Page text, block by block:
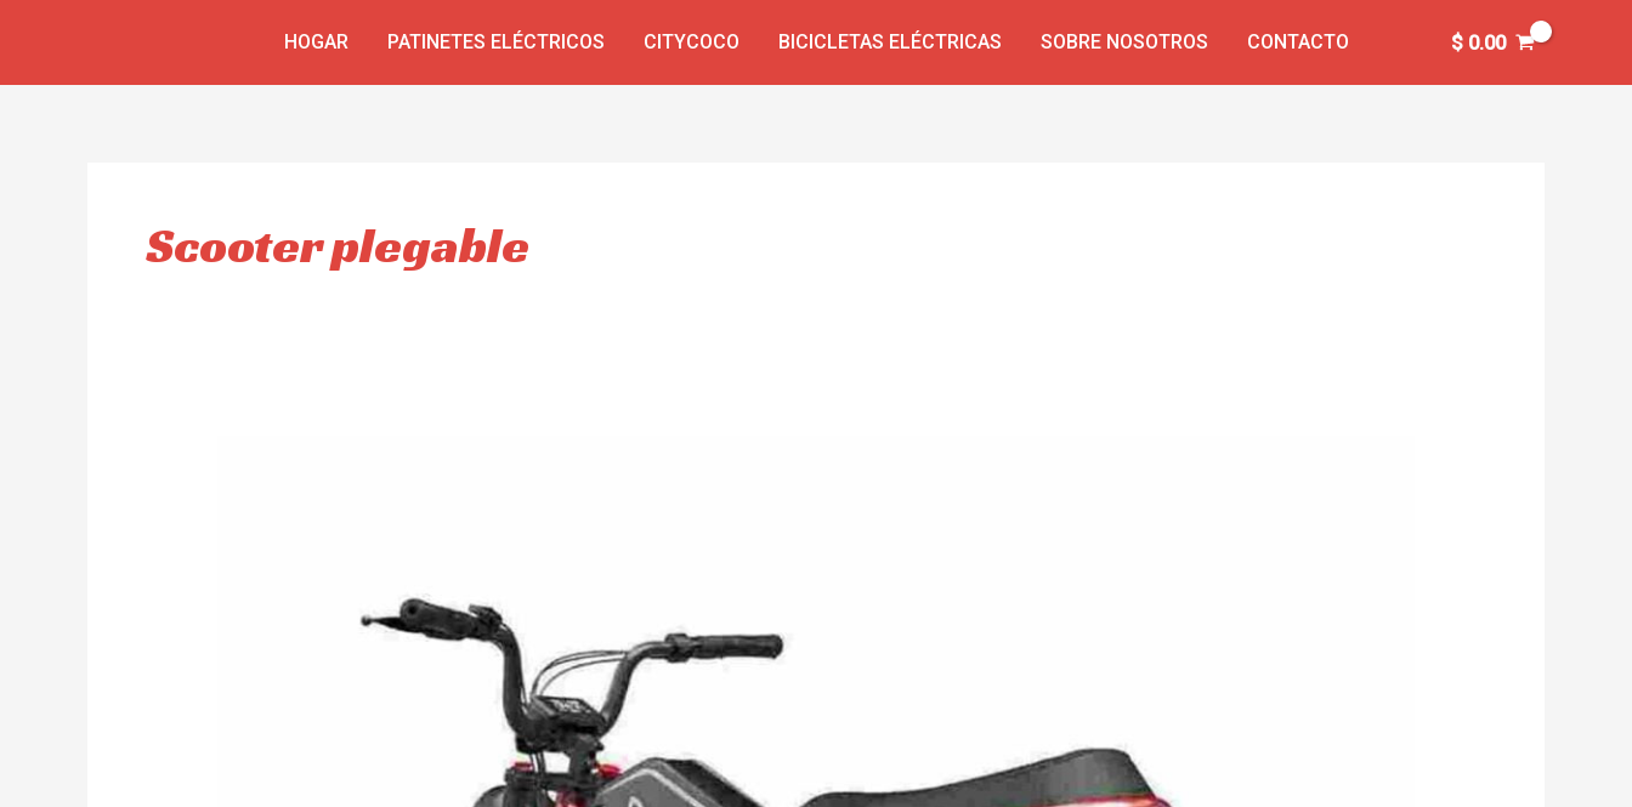
HOGAR PATINETES ELÉCTRICOS CITYCOCO BICICLETAS ELÉCTRICAS SOBRE NOSOTROS CONTACTO $0.00
Scooter plegable